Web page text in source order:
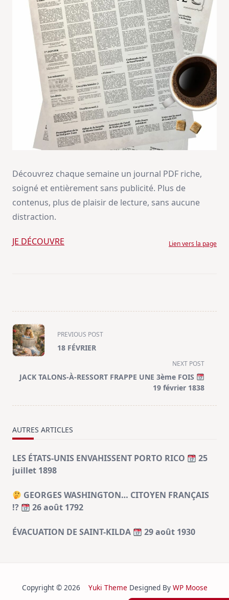
Découvrez chaque semaine un journal PDF riche,
soigné et entièrement sans publicité. Plus de
contenus, plus de plaisir de lecture, sans aucune
distraction.
JE DÉCOUVRE Lien vers la page
<span
class="nav-
subtitle
reader-
PREVIOUS POST
18 FÉVRIER
NEXT POST
JACK TALONS-À-RESSORT FRAPPE UNE 3ème FOIS
19 février 1838
AUTRES ARTICLES
LES ÉTATS-UNIS ENVAHISSENT PORTO RICO
25
juillet 1898
GEORGES WASHINGTON… CITOYEN FRANÇAIS
!?
26 août 1792
ÉVACUATION DE SAINT-KILDA 29 août 1930
Copyright © 2026 Yuki Theme Designed By WP Moose